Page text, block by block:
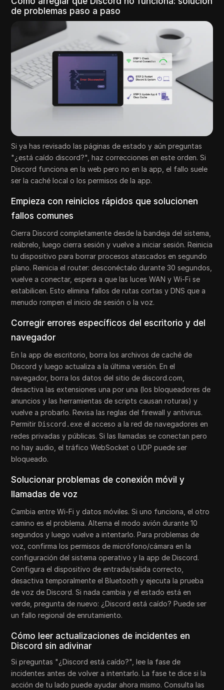
de problemas paso a paso
Si ya has revisado las páginas de estado y aún preguntas
"¿está caído discord?", haz correcciones en este orden. Si
Discord funciona en la web pero no en la app, el fallo suele
ser la caché local o los permisos de la app.
Empieza con reinicios rápidos que solucionen
fallos comunes
Cierra Discord completamente desde la bandeja del sistema,
reábrelo, luego cierra sesión y vuelve a iniciar sesión. Reinicia
tu dispositivo para borrar procesos atascados en segundo
plano. Reinicia el router: desconéctalo durante 30 segundos,
vuelve a conectar, espera a que las luces WAN y Wi-Fi se
estabilicen. Esto elimina fallos de rutas cortas y DNS que a
menudo rompen el inicio de sesión o la voz.
Corregir errores específicos del escritorio y del
navegador
En la app de escritorio, borra los archivos de caché de
Discord y luego actualiza a la última versión. En el
navegador, borra los datos del sitio de discord.com,
desactiva las extensiones una por una (los bloqueadores de
anuncios y las herramientas de scripts causan roturas) y
vuelve a probarlo. Revisa las reglas del firewall y antivirus.
Permitir Discord.exe el acceso a la red de navegadores en
redes privadas y públicas. Si las llamadas se conectan pero
no hay audio, el tráfico WebSocket o UDP puede ser
bloqueado.
Solucionar problemas de conexión móvil y
llamadas de voz
Cambia entre Wi-Fi y datos móviles. Si uno funciona, el otro
camino es el problema. Alterna el modo avión durante 10
segundos y luego vuelve a intentarlo. Para problemas de
voz, confirma los permisos de micrófono/cámara en la
configuración del sistema operativo y la app de Discord.
Configura el dispositivo de entrada/salida correcto,
desactiva temporalmente el Bluetooth y ejecuta la prueba
de voz de Discord. Si nada cambia y el estado está en
verde, pregunta de nuevo: ¿Discord está caído? Puede ser
un fallo regional de enrutamiento.
Cómo leer actualizaciones de incidentes en
Discord sin adivinar
Si preguntas "¿Discord está caído?", lee la fase de
incidentes antes de volver a intentarlo. La fase te dice si la
acción de tu lado puede ayudar ahora mismo. Consulta las